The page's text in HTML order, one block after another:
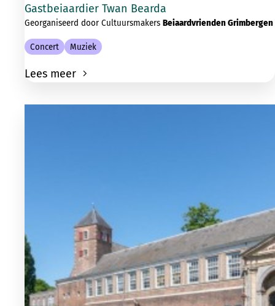
Gastbeiaardier Twan Bearda
Georganiseerd door Cultuursmakers Beiaardvrienden Grimbergen
Concert Muziek
Lees meer